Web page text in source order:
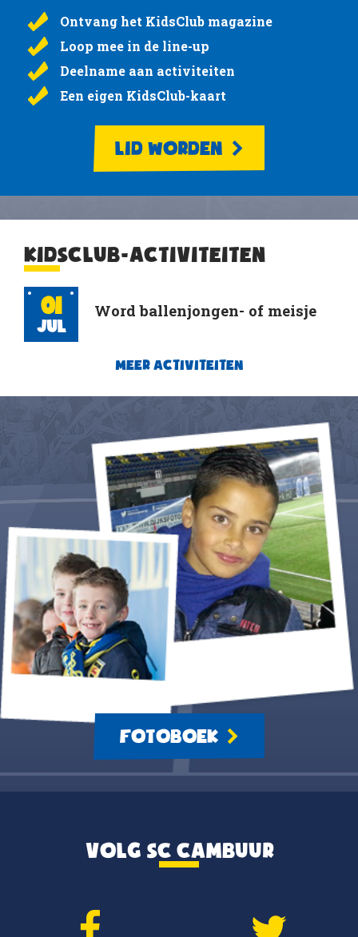
Ontvang het KidsClub magazine
Loop mee in de line-up
Deelname aan activiteiten
Een eigen KidsClub-kaart
LID WORDEN
KIDSCLUB-ACTIVITEITEN
01
Jul
Word ballenjongen- of meisje
MEER ACTIVITEITEN
FOTOBOEK
VOLG SC CAMBUUR